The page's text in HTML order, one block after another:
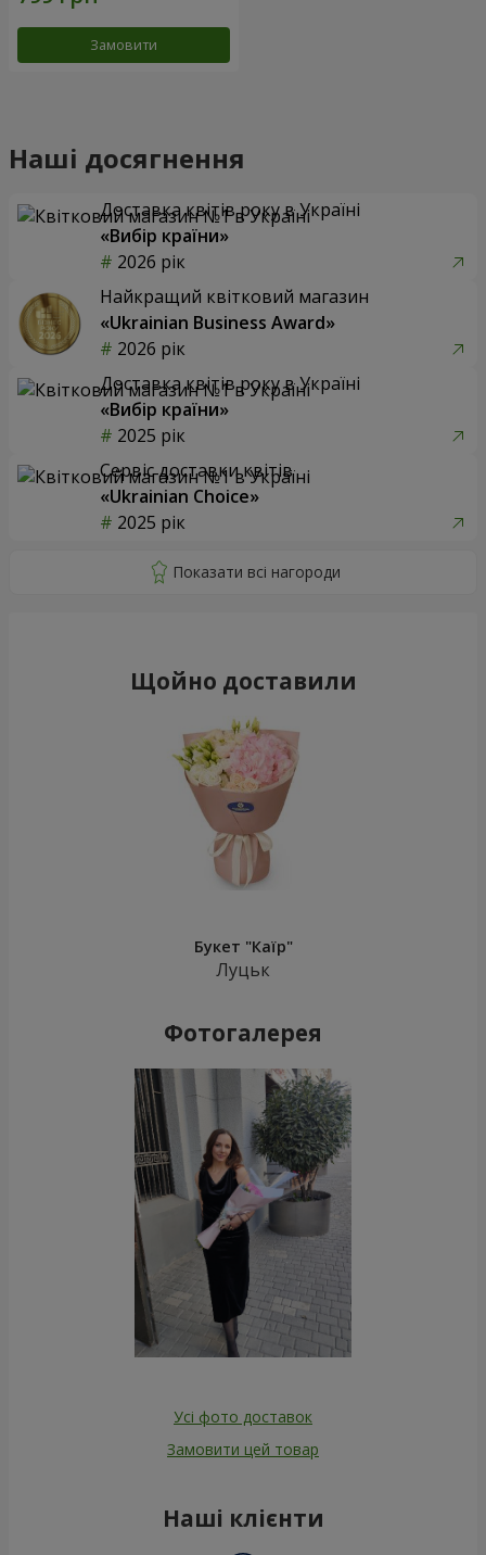
Замовити
Наші досягнення
Доставка квітів року в Україні
«Вибір країни»
2026 рік
Найкращий квітковий магазин
«Ukrainian Business Award»
2026 рік
Доставка квітів року в Україні
«Вибір країни»
2025 рік
Сервіс доставки квітів
«Ukrainian Choice»
2025 рік
Щойно доставили
Букет "Каїр"
Луцьк
Фотогалерея
Усі фото доставок
Замовити цей товар
Наші клієнти